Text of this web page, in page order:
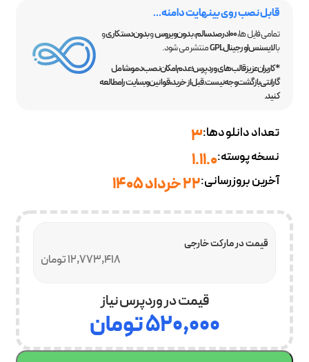
قابل نصب روی بینهایت دامنه...
تمامی فایل ها،100 درصد سالم ،بدون ویروسوبدون دستکاریو
بالایسنس اورجینال GPL
منتشر می شود.
*کاربران عزیز قالب‌های وردپرس؛ عدم امکان نصب دمو، شامل
گارانتی بازگشت وجه نیست. قبل از خرید، قوانین وبسایت را مطالعه
کنید.
تعداد دانلودها:3
نسخه پوسته:1.11.0
آخرین بروزرسانی:22 خرداد 1405
12,773,418 تومان
قیمت در مارکت خارجی
قیمت در وردپرس نیاز
۵۲۰,۰۰۰تومان